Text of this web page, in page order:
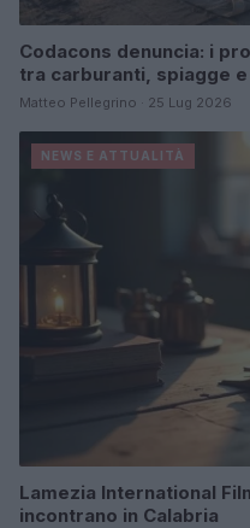
Codacons denuncia: i
tra carburanti, spiagge
Matteo Pellegrino · 25 Lug 2026
NEWS E ATTUALITÀ
Lamezia International
incontrano in Calabria